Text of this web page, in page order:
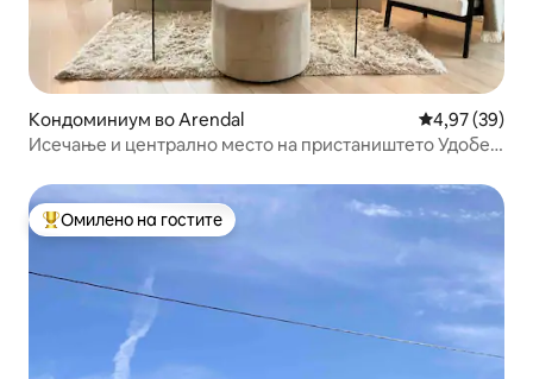
Кондоминиум во Arendal Просечна
4,97 (39)
Исечање и централно место на пристаништето Удобен
Меѓу најуспешните „Омилени на гостите“
Омилено на гостите